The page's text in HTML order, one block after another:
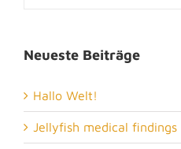
Neueste Beiträge
Hallo Welt!
Jellyfish medical findings